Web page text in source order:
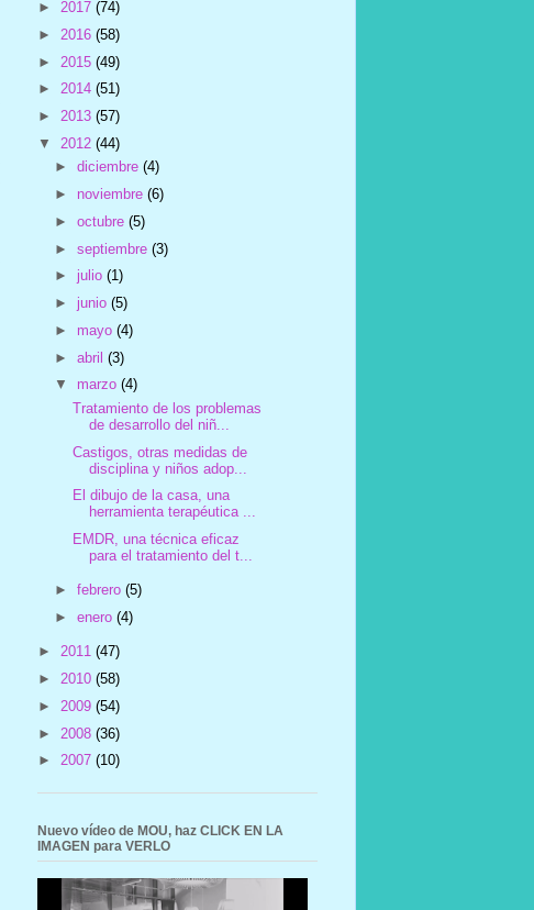
► 2017 (74)
► 2016 (58)
► 2015 (49)
► 2014 (51)
► 2013 (57)
▼ 2012 (44)
►diciembre(4)
► noviembre(6)
►octubre(5)
►septiembre(3)
►julio(1)
►junio(5)
► mayo(4)
►abril(3)
▼ marzo(4)
Tratamiento de los problemas
de desarrollo del niñ...
Castigos, otras medidas de
disciplina y niños adop...
El dibujo de la casa, una
herramienta terapéutica ...
EMDR, una técnica eficaz
para el tratamiento del t...
►febrero(5)
►enero(4)
► 2011 (47)
► 2010 (58)
► 2009 (54)
► 2008 (36)
► 2007 (10)
Nuevo vídeo de MOU, haz CLICK EN LA
IMAGEN para VERLO